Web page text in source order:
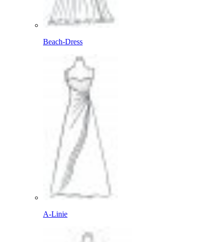
Beach-Dress
A-Linie